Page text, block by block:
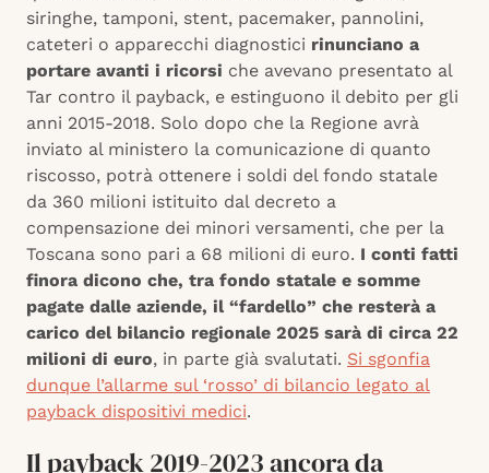
siringhe, tamponi, stent, pacemaker, pannolini,
cateteri o apparecchi diagnostici rinunciano a
portare avanti i ricorsi che avevano presentato al
Tar contro il payback, e estinguono il debito per gli
anni 2015-2018. Solo dopo che la Regione avrà
inviato al ministero la comunicazione di quanto
riscosso, potrà ottenere i soldi del fondo statale
da 360 milioni istituito dal decreto a
compensazione dei minori versamenti, che per la
Toscana sono pari a 68 milioni di euro. I conti fatti
finora dicono che, tra fondo statale e somme
pagate dalle aziende, il “fardello” che resterà a
carico del bilancio regionale 2025 sarà di circa 22
milioni di euro, in parte già svalutati. Si sgonfia
dunque l’allarme sul ‘rosso’ di bilancio legato al
payback dispositivi medici.
Il payback 2019-2023 ancora da